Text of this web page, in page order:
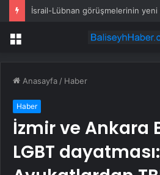
İsrail-Lübnan görüşmelerinin yeni
Menü
Anasayfa / Haber
Haber
İzmir ve Ankara
LGBT dayatması: